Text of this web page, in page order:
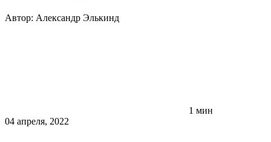
Автор: Александр Элькинд
1 мин
04 апреля, 2022